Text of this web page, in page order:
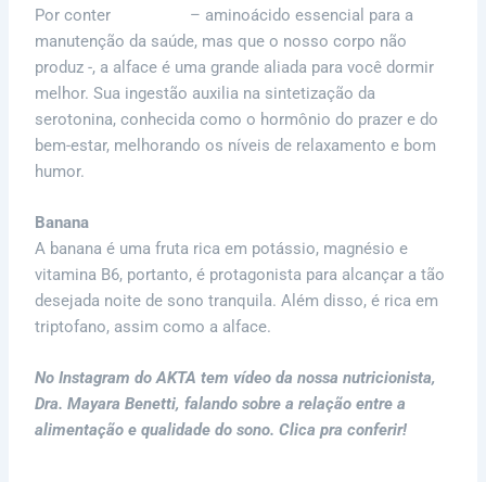
Por conter
– aminoácido essencial para a
manutenção da saúde, mas que o nosso corpo não
produz -, a alface é uma grande aliada para você dormir
melhor. Sua ingestão auxilia na sintetização da
serotonina, conhecida como o hormônio do prazer e do
bem-estar, melhorando os níveis de relaxamento e bom
humor.
Banana
A banana é uma fruta rica em potássio, magnésio e
vitamina B6, portanto, é protagonista para alcançar a tão
desejada noite de sono tranquila. Além disso, é rica em
triptofano, assim como a alface.
No Instagram do AKTA tem vídeo da nossa nutricionista,
Dra. Mayara Benetti, falando sobre a relação entre a
alimentação e qualidade do sono. Clica pra conferir!